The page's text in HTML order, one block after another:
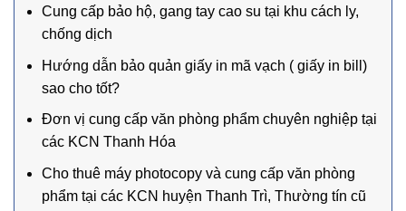
Cung cấp bảo hộ, gang tay cao su tại khu cách ly,
chống dịch
Hướng dẫn bảo quản giấy in mã vạch ( giấy in bill)
sao cho tốt?
Đơn vị cung cấp văn phòng phẩm chuyên nghiệp tại
các KCN Thanh Hóa
Cho thuê máy photocopy và cung cấp văn phòng
phẩm tại các KCN huyện Thanh Trì, Thường tín cũ